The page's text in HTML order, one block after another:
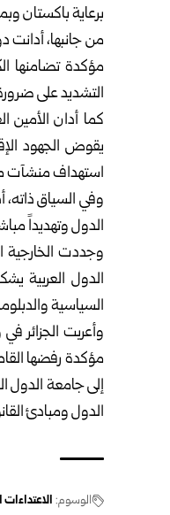
برعاية باكستان
من جانبها،
مؤكدة تضامنها
التشديد على
كما أدان الأمين
يقوض الجهود
استهداف منشآت
وفي السياق ذاته،
الدول وتهديداً
وجددت الخارجية
الدول العربية
السياسية
وأعربت الجزائر
مؤكدة رفضها
إلى جامعة ‏الدول
‏الدول ومبادئ
الوسوم: الاعتداءات